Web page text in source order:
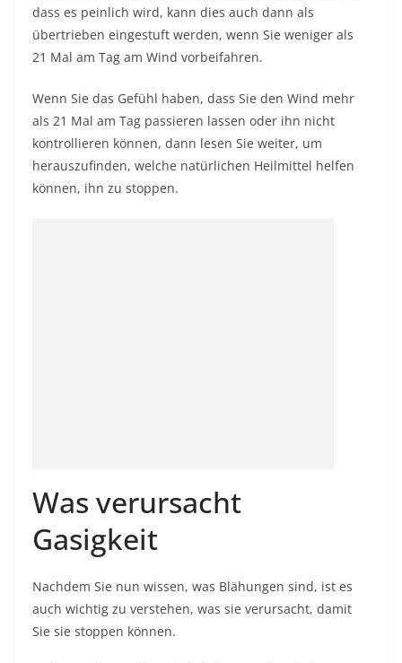
dass es peinlich wird, kann dies auch dann als
übertrieben eingestuft werden, wenn Sie weniger als
21 Mal am Tag am Wind vorbeifahren.
Wenn Sie das Gefühl haben, dass Sie den Wind mehr
als 21 Mal am Tag passieren lassen oder ihn nicht
kontrollieren können, dann lesen Sie weiter, um
herauszufinden, welche natürlichen Heilmittel helfen
können, ihn zu stoppen.
Was verursacht
Gasigkeit
Nachdem Sie nun wissen, was Blähungen sind, ist es
auch wichtig zu verstehen, was sie verursacht, damit
Sie sie stoppen können.